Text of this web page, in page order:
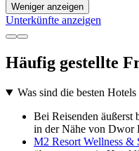
Weniger anzeigen
Unterkünfte anzeigen
Häufig gestellte
Was sind die besten
Bei Reisenden äußerst
in der Nähe von Dwor
M2 Resort Wellness &